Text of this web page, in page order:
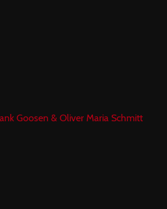
Goosen & Oliver Maria Schmitt